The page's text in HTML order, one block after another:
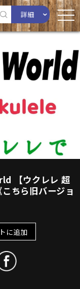
詳細
【ウクレレ 超
ちら旧バージョ
に追加